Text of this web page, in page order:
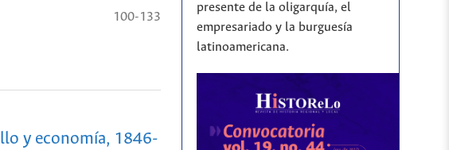
100-133
y economía, 1846-
presente de la oligarquía, el
empresariado y la burguesía
latinoamericana.